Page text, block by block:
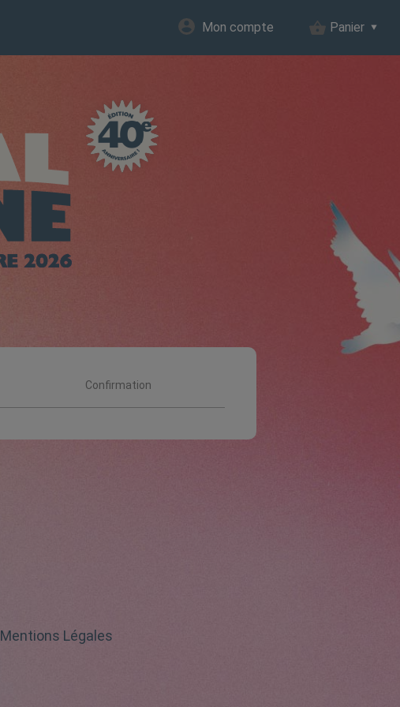
Panier
Mon compte
Confirmation
Mentions Légales